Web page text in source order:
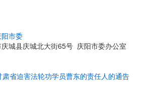
市委
城县庆城北大街65号 庆阳市委办公室
省迫害法轮功学员曹东的责任人的通告